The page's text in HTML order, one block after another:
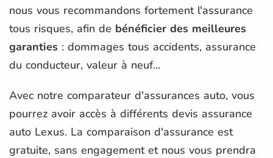
nous vous recommandons fortement l'assurance
tous risques, afin de bénéficier des meilleures
garanties : dommages tous accidents, assurance
du conducteur, valeur à neuf...
Avec notre comparateur d'assurances auto, vous
pourrez avoir accès à différents devis assurance
auto Lexus. La comparaison d'assurance est
gratuite, sans engagement et nous vous prendra